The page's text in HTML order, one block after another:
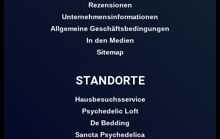
Rezensionen
Unternehmensinformationen
Allgemeine Geschäftsbedingungen
In den Medien
Sitemap
STANDORTE
Hausbesuchsservice
Psychedelic Loft
De Bedding
Sancta Psychedelica